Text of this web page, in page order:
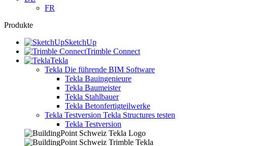
FR
Produkte
SketchUp
Trimble Connect
Tekla
Tekla Die führende BIM Software
Tekla Bauingenieure
Tekla Baumeister
Tekla Stahlbauer
Tekla Betonfertigteilwerke
Tekla Testversion Tekla Structures testen
Tekla Testversion